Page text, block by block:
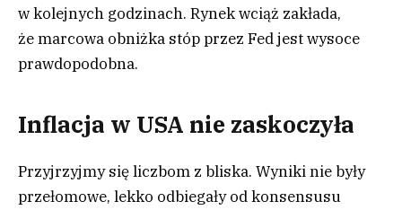
w kolejnych godzinach. Rynek wciąż zakłada,
że marcowa obniżka stóp przez Fed jest wysoce
prawdopodobna.
Inflacja w USA nie zaskoczyła
Przyjrzyjmy się liczbom z bliska. Wyniki nie były
przełomowe, lekko odbiegały od konsensusu